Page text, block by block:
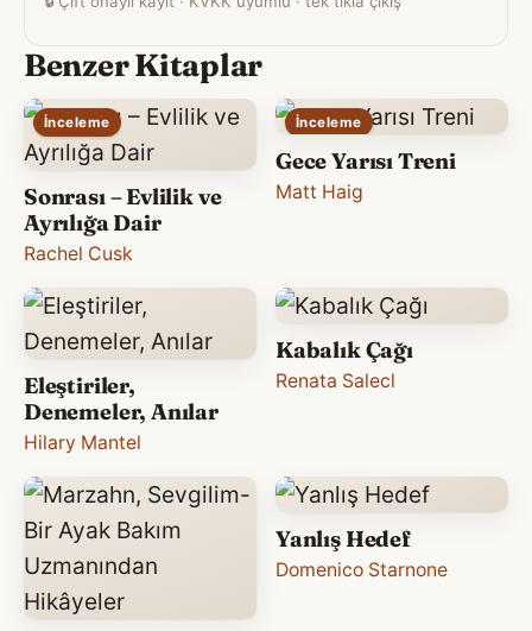
Benzer Kitaplar
İnceleme
Sonrası – Evlilik ve
Ayrılığa Dair
Rachel Cusk
İnceleme
Gece Yarısı Treni
Matt Haig
Eleştiriler,
Denemeler, Anılar
Hilary Mantel
Kabalık Çağı
Renata Salecl
Yanlış Hedef
Domenico Starnone